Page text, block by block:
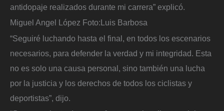
antidopaje realizados durante mi carrera” explicó.
Miguel Angel López Foto:Luis Barbosa
“Seguiré luchando hasta el final, en todos los escenarios
necesarios, para defender la verdad y mi integridad. Esta
no es solo una causa personal, sino también una lucha
por la justicia y los derechos de todos los ciclistas y
deportistas”, dijo.